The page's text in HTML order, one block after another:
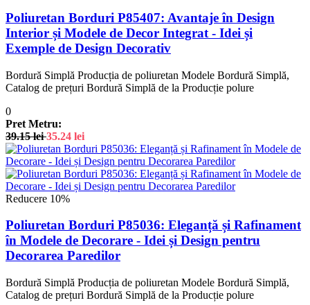
Poliuretan Borduri P85407: Avantaje în Design
Interior și Modele de Decor Integrat - Idei și
Exemple de Design Decorativ
Bordură Simplă Producția de poliuretan Modele Bordură Simplă,
Catalog de prețuri Bordură Simplă de la Producție polure
0
Pret Metru:
39.15lei 35.24 lei
Reducere 10%
Poliuretan Borduri P85036: Eleganță și Rafinament
în Modele de Decorare - Idei și Design pentru
Decorarea Paredilor
Bordură Simplă Producția de poliuretan Modele Bordură Simplă,
Catalog de prețuri Bordură Simplă de la Producție polure